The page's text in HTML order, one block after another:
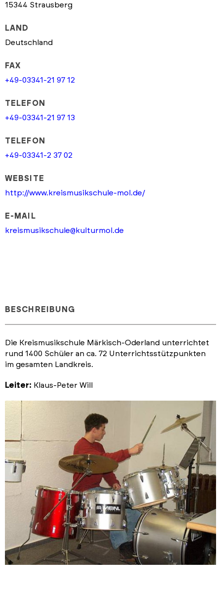
15344 Strausberg
LAND
Deutschland
FAX
+49-03341-21 97 12
TELEFON
+49-03341-21 97 13
TELEFON
+49-03341-2 37 02
WEBSITE
http://www.kreismusikschule-mol.de/
E-MAIL
kreismusikschule@kulturmol.de
BESCHREIBUNG
Die Kreismusikschule Märkisch-Oderland unterrichtet
rund 1400 Schüler an ca. 72 Unterrichtsstützpunkten
im gesamten Landkreis.
Leiter: Klaus-Peter Will